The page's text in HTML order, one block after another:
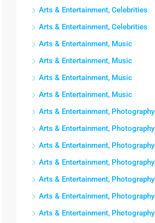
Arts & Entertainment, Celebrities
Arts & Entertainment, Celebrities
Arts & Entertainment, Music
Arts & Entertainment, Music
Arts & Entertainment, Music
Arts & Entertainment, Music
Arts & Entertainment, Photography
Arts & Entertainment, Photography
Arts & Entertainment, Photography
Arts & Entertainment, Photography
Arts & Entertainment, Photography
Arts & Entertainment, Photography
Arts & Entertainment, Photography